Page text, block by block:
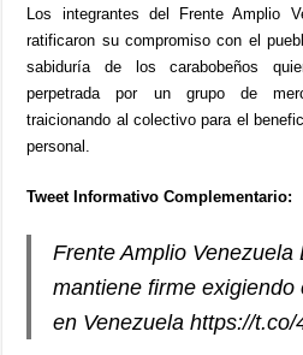
Los integrantes del Frente Amplio
ratificaron su compromiso con el
sabiduría de los carabobeños
perpetrada por un grupo de
traicionando al colectivo para el
personal.
Tweet Informativo Complementario:
Frente Amplio Venezuela
mantiene firme exigiendo
en Venezuelahttps://t.co/